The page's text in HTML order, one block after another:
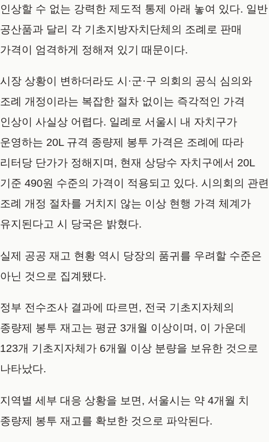
인상할 수 없는 강력한 제도적 통제 아래 놓여 있다. 일반
공산품과 달리 각 기초지방자치단체의 조례로 판매
가격이 엄격하게 정해져 있기 때문이다.
시장 상황이 변하더라도 시·군·구 의회의 공식 심의와
조례 개정이라는 복잡한 절차 없이는 즉각적인 가격
인상이 사실상 어렵다. 일례로 서울시 내 자치구가
운영하는 20L 규격 종량제 봉투 가격은 조례에 따라
리터당 단가가 정해지며, 현재 상당수 자치구에서 20L
기준 490원 수준의 가격이 적용되고 있다. 시의회의 관련
조례 개정 절차를 거치지 않는 이상 현행 가격 체계가
유지된다고 시 당국은 밝혔다.
실제 공공 재고 현황 역시 당장의 품귀를 우려할 수준은
아닌 것으로 집계됐다.
정부 전수조사 결과에 따르면, 전국 기초지자체의
종량제 봉투 재고는 평균 3개월 이상이며, 이 가운데
123개 기초지자체가 6개월 이상 분량을 보유한 것으로
나타났다.
지역별 세부 대응 상황을 보면, 서울시는 약 4개월 치
종량제 봉투 재고를 확보한 것으로 파악된다.